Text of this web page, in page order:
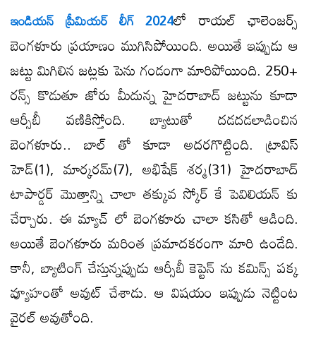
ఇండియన్ ప్రీమియర్ లీగ్ 2024లో రాయల్ ఛాలెంజర్స్
బెంగళూరు ప్రయాణం ముగిసిపోయింది. అయితే ఇప్పుడు ఆ
జట్టు మిగిలిన జట్లకు పెను గండంగా మారిపోయింది. 250+
రన్స్ కొడుతూ జోరు మీదున్న హైదరాబాద్ జట్టును కూడా
ఆర్సీబీ వణికిస్తోంది. బ్యాటుతో దడదడలాడించిన
బెంగళూరు.. బాల్ తో కూడా అదరగొట్టింది. ట్రావిస్
హెడ్(1), మార్కరమ్(7), అభిషేక్ శర్మ(31) హైదరాబాద్
టాపార్డర్ మొత్తాన్ని చాలా తక్కువ స్కోర్ కే పెవిలియన్ కు
చేర్చారు. ఈ మ్యాచ్ లో బెంగళూరు చాలా కసితో ఆడింది.
అయితే బెంగళూరు మరింత ప్రమాదకరంగా మారి ఉండేది.
కానీ, బ్యాటింగ్ చేస్తున్నప్పుడు ఆర్సీబీ కెప్టెన్ ను కమిన్స్ పక్క
వ్యూహంతో అవుట్ చేశాడు. ఆ విషయం ఇప్పుడు నెట్టింట
వైరల్ అవుతోంది.